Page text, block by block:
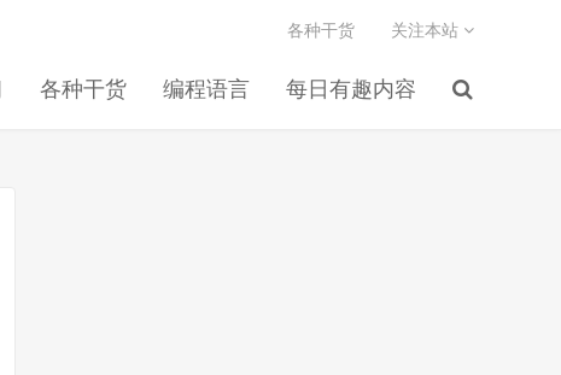
各种干货 编程语言 每日有趣内容
各种干货 关注本站